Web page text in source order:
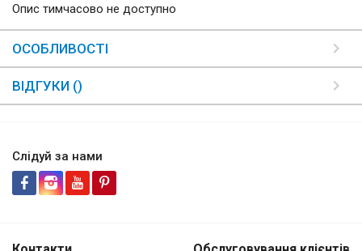
Опис тимчасово не доступно
ОСОБЛИВОСТІ
ВІДГУКИ ()
Слідуй за нами